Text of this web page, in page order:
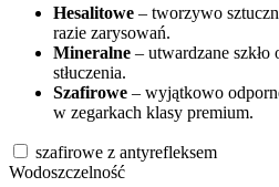
Hesalitowe – tworzywo
razie zarysowań.
Mineralne – utwardzane szkło
stłuczenia.
Szafirowe – wyjątkowo
w zegarkach klasy premium.
szafirowe z antyrefleksem
Wodoszczelność